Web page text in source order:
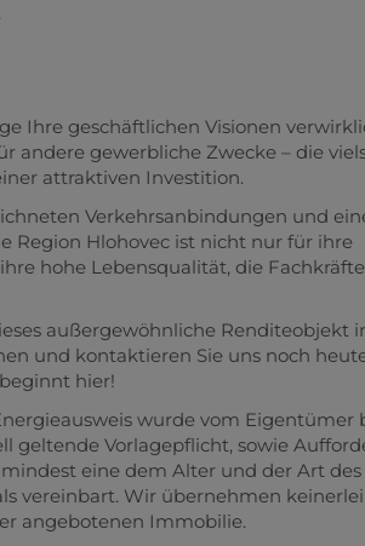
Ihre geschäftlichen Visionen
andere gewerbliche Zwecke – die
attraktiven Investition.
Verkehrsanbindungen und
Region Hlohovec ist nicht nur für ihre
hohe Lebensqualität, die
außergewöhnliche Renditeobjekt
und kontaktieren Sie uns noch
hier!
wurde vom Eigentümer
geltende Vorlagepflicht, sowie
eine dem Alter und der Art des
vereinbart. Wir übernehmen
angebotenen Immobilie.